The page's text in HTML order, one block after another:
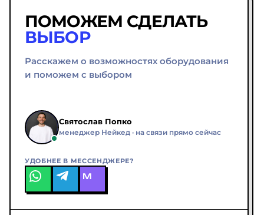
ПОМОЖЕМ СДЕЛАТЬ
ВЫБОР
Расскажем о возможностях оборудования
и поможем с выбором
Святослав Попко
менеджер Нейкед · на связи прямо сейчас
УДОБНЕЕ В МЕССЕНДЖЕРЕ?
M